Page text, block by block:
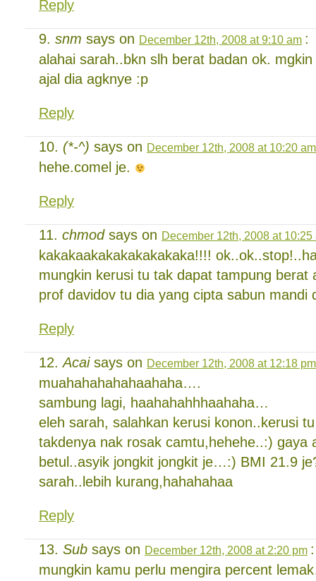
Reply
snm says on December 12th, 2008 at 9:10 am :
alahai sarah..bkn slh berat badan ok.
ajal dia agknye :p
Reply
(*-^) says on December 12th, 2008 at 10:20 am
hehe.comel je.
Reply
chmodsays on December 12th, 2008 at 10:25
kakakaakakakakakakaka!!!!
mungkin kerusi tu tak dapat tampung berat
prof davidov tu dia yang cipta sabun mandi
Reply
Acaisays on December 12th, 2008 at 12:18 pm
muahahahahahaahaha….
sambung lagi, haahahahhhaahaha…
eleh sarah, salahkan kerusi konon..kerusi
takdenya nak rosak camtu,hehehe..:) gaya
betul..asyik jongkit jongkit je…:) BMI 21.9
sarah..lebih kurang,hahahahaa
Reply
Sub says on December 12th, 2008 at 2:20 pm :
mungkin kamu perlu mengira percent